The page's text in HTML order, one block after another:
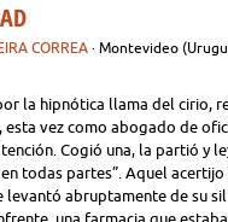
CORREA · Montevideo
la hipnótica llama del cirio,
esta vez como abogado de
Cogió una, la partió y
todas partes”. Aquel
levantó abruptamente de su
una farmacia que